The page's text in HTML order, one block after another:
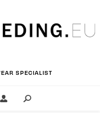
SPECIALIST